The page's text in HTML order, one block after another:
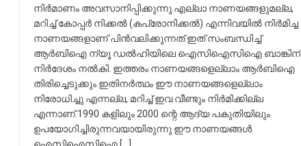
നിർമാണം അവസാനിപ്പിക്കുന്നു.എല്ലാ നാണയങ്ങളുമല്ല,
മറിച്ച് കോപ്പർ നിക്കൽ (കപ്രോനിക്കൽ) എന്നിവയിൽ നിർമിച്ച
നാണയങ്ങളാണ് പിൻവലിക്കുന്നത്.ഇത് സംബന്ധിച്ച്
ആർബിഐ ന്യൂ ഡൽഹിയിലെ ഐസിഐസിഐ ബാങ്കിന്
നിർദേശം നൽകി. ഇത്തരം നാണയങ്ങളെല്ലാം ആർബിഐ
തിരിച്ചെടുക്കും.ഇതിനർത്ഥം ഈ നാണയങ്ങളെല്ലാം
നിരോധിച്ചു എന്നല്ല, മറിച്ച് ഇവ വീണ്ടും നിർമിക്കില്ല
എന്നാണ്.1990 കളിലും 2000 ന്റെ ആദ്യ പകുതിയിലും
ഉപയോഗിച്ചിരുന്നവയായിരുന്നു ഈ നാണയങ്ങൾ.